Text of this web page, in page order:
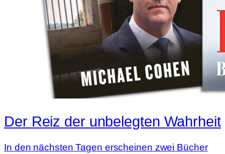
Der Reiz der unbelegten Wahrheit
In den nächsten Tagen erscheinen zwei Bücher